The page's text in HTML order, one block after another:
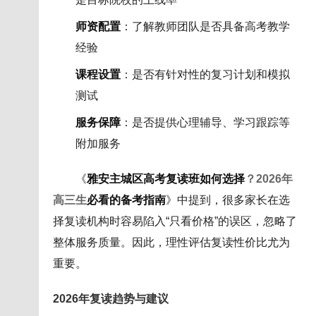
师资配置：了解教师团队是否具备高考教学
经验
课程设置：是否有针对性的复习计划和模拟
测试
服务保障：是否提供心理辅导、学习跟踪等
附加服务
《雅安主城区高考复读班如何选择？2026年
高三生必看的备考指南》中提到，很多家长在选
择复读机构时容易陷入“只看价格”的误区，忽略了
整体服务质量。因此，理性评估复读性价比尤为
重要。
2026年复读趋势与建议